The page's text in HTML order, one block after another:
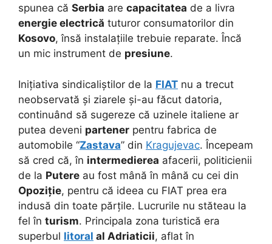
spunea că Serbia are capacitatea de a livra
energie electrică tuturor consumatorilor din
Kosovo, însă instalațiile trebuie reparate. Încă
un mic instrument de presiune.
Inițiativa sindicaliștilor de la FIAT nu a trecut
neobservată și ziarele și-au făcut datoria,
continuând să sugereze că uzinele italiene ar
putea deveni partener pentru fabrica de
automobile “Zastava” din Kragujevac. Începeam
să cred că, în intermedierea afacerii, politicienii
de la Putere au fost mână în mână cu cei din
Opoziție, pentru că ideea cu FIAT prea era
indusă din toate părțile. Lucrurile nu stăteau la
fel în turism. Principala zona turistică era
superbul litoral al Adriaticii, aflat în